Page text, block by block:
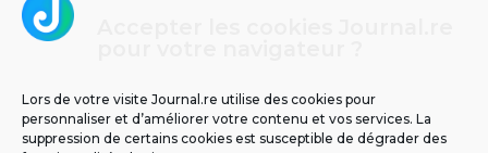
Lors de votre visite Journal.re utilise des cookies pour
personnaliser et d’améliorer votre contenu et vos services. La
suppression de certains cookies est susceptible de dégrader des